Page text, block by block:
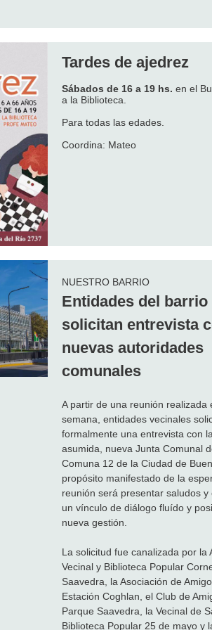
Tardes de ajedrez
Sábados de 16 a 19 hs. en el
a la Biblioteca.
Para todas las edades.
Coordina: Mateo
NUESTRO BARRIO
Entidades del barrio
solicitan entrevista
nuevas autoridades
comunales
A partir de una reunión realizada
semana, entidades vecinales
formalmente una entrevista con
asumida, nueva Junta Comunal
Comuna 12 de la Ciudad de
propósito manifestado de la
reunión será presentar saludos y
un vínculo de diálogo fluído y
nueva gestión.
La solicitud fue canalizada por la
Vecinal y Biblioteca Popular
Saavedra, la Asociación de
Estación Coghlan, el Club de
Parque Saavedra, la Vecinal de
Biblioteca Popular 25 de mayo y